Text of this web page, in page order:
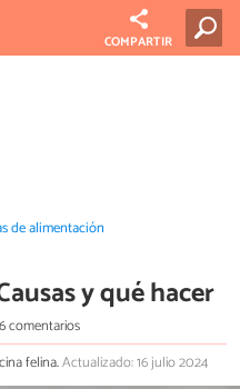
COMPARTIR
de alimentación
y qué hacer
6 comentarios
felina.Actualizado: 16 julio 2024